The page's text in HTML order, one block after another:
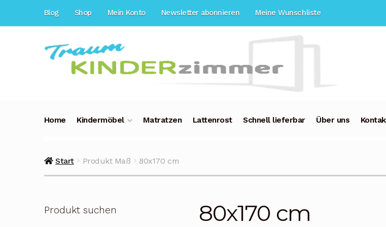
Blog Shop Mein Konto Newsletter abonnieren Meine Wunschliste
Home Kindermöbel Matratzen Lattenrost Schnell lieferbar Über uns
Start Produkt Maß 80x170 cm
80x170 cm
Produkt suchen